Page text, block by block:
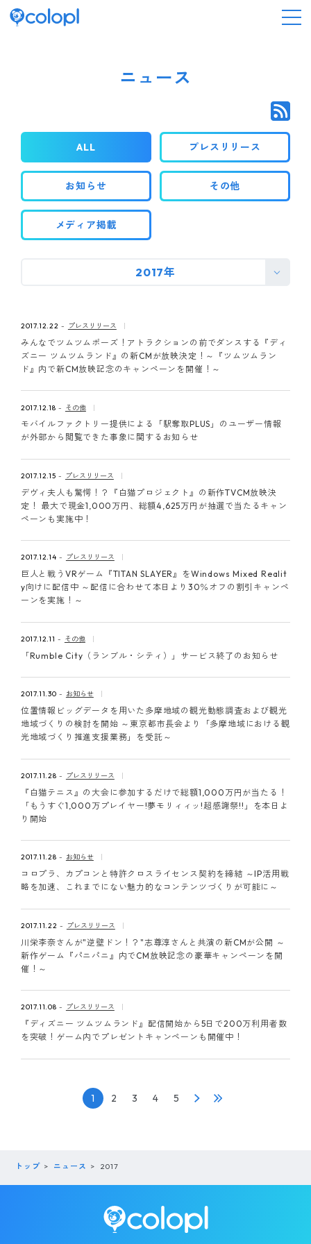
IR情報
採用情報
ピンマーク
EN
ニュース
ALL プレスリリース
お知らせ その他
メディア掲載
2017年
2017.12.22 プレスリリース
みんなでツムツムポーズ！アトラクションの前でダンスする『ディ
ズニー ツムツムランド』の新CMが放映決定！～『ツムツムラン
ド』内で新CM放映記念のキャンペーンを開催！～
2017.12.18 その他
モバイルファクトリー提供による「駅奪取PLUS」のユーザー情報
が外部から閲覧できた事象に関するお知らせ
2017.12.15 プレスリリース
デヴィ夫人も驚愕！？『白猫プロジェクト』の新作TVCM放映決
定！ 最大で現金1,000万円、総額4,625万円が抽選で当たるキャン
ペーンも実施中！
2017.12.14 プレスリリース
巨人と戦うVRゲーム『TITAN SLAYER』をWindows Mixed Realit
y向けに配信中 ～配信に合わせて本日より30％オフの割引キャンペ
ーンを実施！～
2017.12.11 その他
「Rumble City（ランブル・シティ）」サービス終了のお知らせ
2017.11.30 お知らせ
位置情報ビッグデータを用いた多摩地域の観光動態調査および観光
地域づくりの検討を開始 ～東京都市長会より「多摩地域における観
光地域づくり推進支援業務」を受託～
2017.11.28 プレスリリース
『白猫テニス』の大会に参加するだけで総額1,000万円が当たる！
「もうすぐ1,000万プレイヤー!夢モリィィッ!超感謝祭!!」を本日よ
り開始
2017.11.28 お知らせ
コロプラ、カプコンと特許クロスライセンス契約を締結 ～IP活用戦
略を加速、これまでにない魅力的なコンテンツづくりが可能に～
2017.11.22 プレスリリース
川栄李奈さんが"逆壁ドン！？"志尊淳さんと共演の新CMが公開 ～
新作ゲーム『パニパニ』内でCM放映記念の豪華キャンペーンを開
催！～
2017.11.08 プレスリリース
『ディズニー ツムツムランド』配信開始から5日で200万利用者数
を突破！ゲーム内でプレゼントキャンペーンも開催中！
1 2 3 4 5
トップ ニュース 2017